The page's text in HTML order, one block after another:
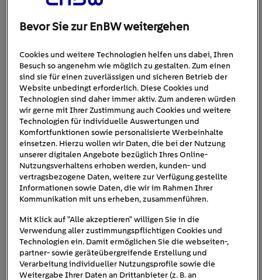
Stromausfall: Das ist zu tun, wenn das Licht
ausgeht
16min
Überraschung groß – […]
Bevor Sie zur EnBW weitergehen
Cookies und weitere Technologien helfen uns dabei, Ihren
Besuch so angenehm wie möglich zu gestalten. Zum einen
sind sie für einen zuverlässigen und sicheren Betrieb der
Website unbedingt erforderlich. Diese Cookies und
Technologien sind daher immer aktiv. Zum anderen würden
wir gerne mit Ihrer Zustimmung auch Cookies und weitere
Technologien für individuelle Auswertungen und
Komfortfunktionen sowie personalisierte Werbeinhalte
einsetzen. Hierzu wollen wir Daten, die bei der Nutzung
unserer digitalen Angebote bezüglich Ihres Online-
Nutzungsverhaltens erhoben werden, kunden- und
vertragsbezogene Daten, weitere zur Verfügung gestellte
Informationen sowie Daten, die wir im Rahmen Ihrer
Kommunikation mit uns erheben, zusammenführen.
Mit Klick auf "Alle akzeptieren" willigen Sie in die
Verwendung aller zustimmungspflichtigen Cookies und
Technologien ein. Damit ermöglichen Sie die webseiten-,
partner- sowie geräteübergreifende Erstellung und
Verarbeitung individueller Nutzungsprofile sowie die
Weitergabe Ihrer Daten an Drittanbieter (z. B. an